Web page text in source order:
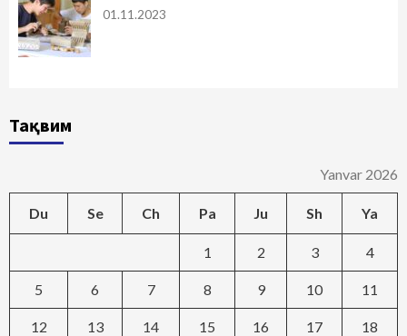
01.11.2023
Тақвим
Yanvar 2026
Du Se Ch Pa Ju Sh Ya
1 2 3 4
5 6 7 8 9 10 11
12 13 14 15 16 17 18